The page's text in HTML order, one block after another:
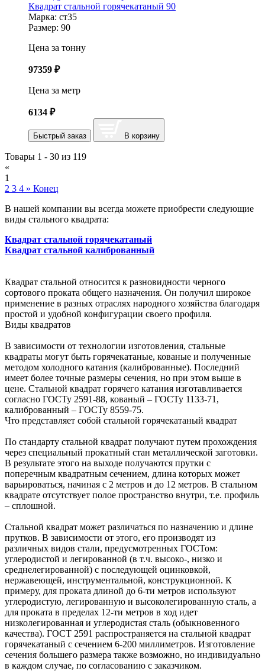
Квадрат стальной горячекатаный 90
Марка: ст35
Размер: 90
Цена за тонну
97359 ₽
Цена за метр
6134 ₽
Быстрый заказ В корзину
Товары 1 - 30 из 119
«
1
2 3 4 » Конец
В нашей компании вы всегда можете приобрести следующие
виды стального квадрата:
Квадрат стальной горячекатаный
Квадрат стальной калиброванный
Квадрат стальной относится к разновидности черного
сортового проката общего назначения. Он получил широкое
применение в разных отраслях народного хозяйства благодаря
простой и удобной конфигурации своего профиля.
Виды квадратов
В зависимости от технологии изготовления, стальные
квадраты могут быть горячекатаные, кованые и полученные
методом холодного катания (калиброванные). Последний
имеет более точные размеры сечения, но при этом выше в
цене. Стальной квадрат горячего катания изготавливается
согласно ГОСТу 2591-88, кованый – ГОСТу 1133-71,
калиброванный – ГОСТу 8559-75.
Что представляет собой стальной горячекатаный квадрат
По стандарту стальной квадрат получают путем прохождения
через специальный прокатный стан металлической заготовки.
В результате этого на выходе получаются прутки с
поперечным квадратным сечением, длина которых может
варьироваться, начиная с 2 метров и до 12 метров. В стальном
квадрате отсутствует полое пространство внутри, т.е. профиль
– сплошной.
Стальной квадрат может различаться по назначению и длине
прутков. В зависимости от этого, его производят из
различных видов стали, предусмотренных ГОСТом:
углеродистой и легированной (в т.ч. высоко-, низко и
среднелегированной) с последующей оцинковкой,
нержавеющей, инструментальной, конструкционной. К
примеру, для проката длиной до 6-ти метров используют
углеродистую, легированную и высоколегированную сталь, а
для проката в пределах 12-ти метров в ход идет
низколегированная и углеродистая сталь (обыкновенного
качества). ГОСТ 2591 распространяется на стальной квадрат
горячекатаный с сечением 6-200 миллиметров. Изготовление
сечения большего размера также возможно, но индивидуально
в каждом случае, по согласованию с заказчиком.